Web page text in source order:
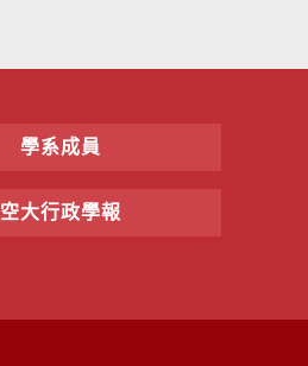
學系成員
空大行政學報